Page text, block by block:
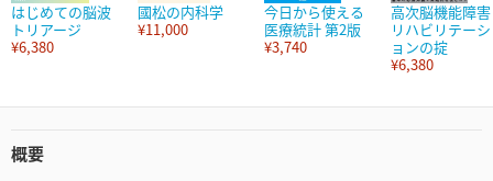
はじめての脳波
トリアージ
¥6,380
國松の内科学
¥11,000
今日から使える
医療統計 第2版
¥3,740
高次脳機能障害
リハビリテーシ
ョンの掟
¥6,380
概要